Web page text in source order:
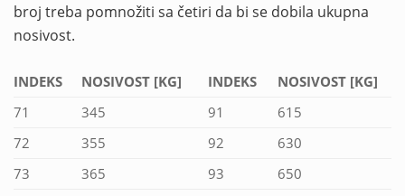
broj treba pomnožiti sa četiri da bi se dobila ukupna
nosivost.
INDEKS NOSIVOST [KG] INDEKS
NOSIVOST [KG]
71
345 91
615
72
355 92
630
73
365 93
650